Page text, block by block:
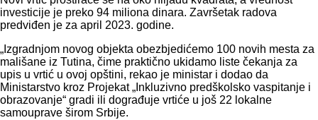
investicije je preko 94 miliona dinara. Završetak radova
predviđen je za april 2023. godine.
„Izgradnjom novog objekta obezbjedićemo 100 novih mesta za
mališane iz Tutina, čime praktično ukidamo liste čekanja za
upis u vrtić u ovoj opštini, rekao je ministar i dodao da
Ministarstvo kroz Projekat „Inkluzivno predškolsko vaspitanje i
obrazovanje“ gradi ili dograđuje vrtiće u još 22 lokalne
samouprave širom Srbije.